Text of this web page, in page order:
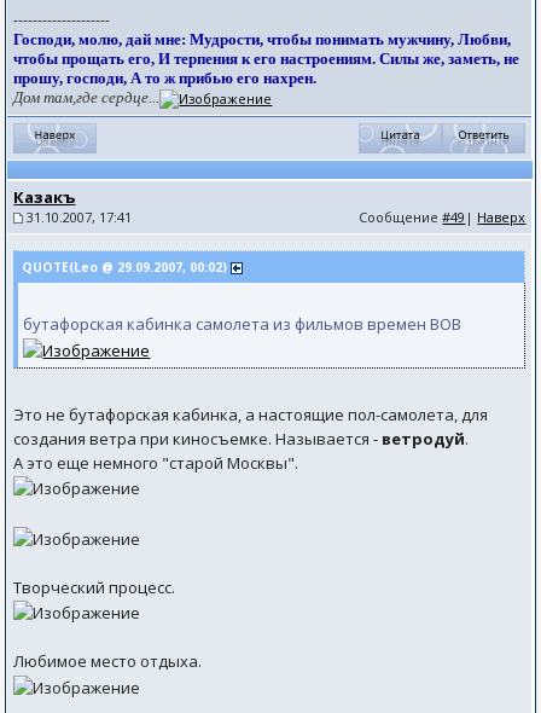
--------------------
Господи, молю, дай мне: Мудрости, чтобы понимать мужчину, Любви,
чтобы прощать его, И терпения к его настроениям. Силы же, заметь, не
прошу, господи, А то ж прибью его нахрен.
Дом там,где сердце...
Казакъ
31.10.2007, 17:41 Сообщение#49 | Наверх
QUOTE(Leo @ 29.09.2007, 00:02)
бутафорская кабинка самолета из фильмов времен ВОВ
Это не бутафорская кабинка, а настоящие пол-самолета, для
создания ветра при киносъемке. Называется - ветродуй.
А это еще немного "старой Москвы".
Творческий процесс.
Любимое место отдыха.